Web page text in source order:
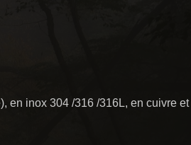
en inox 304 /316 /316L, en cuivre